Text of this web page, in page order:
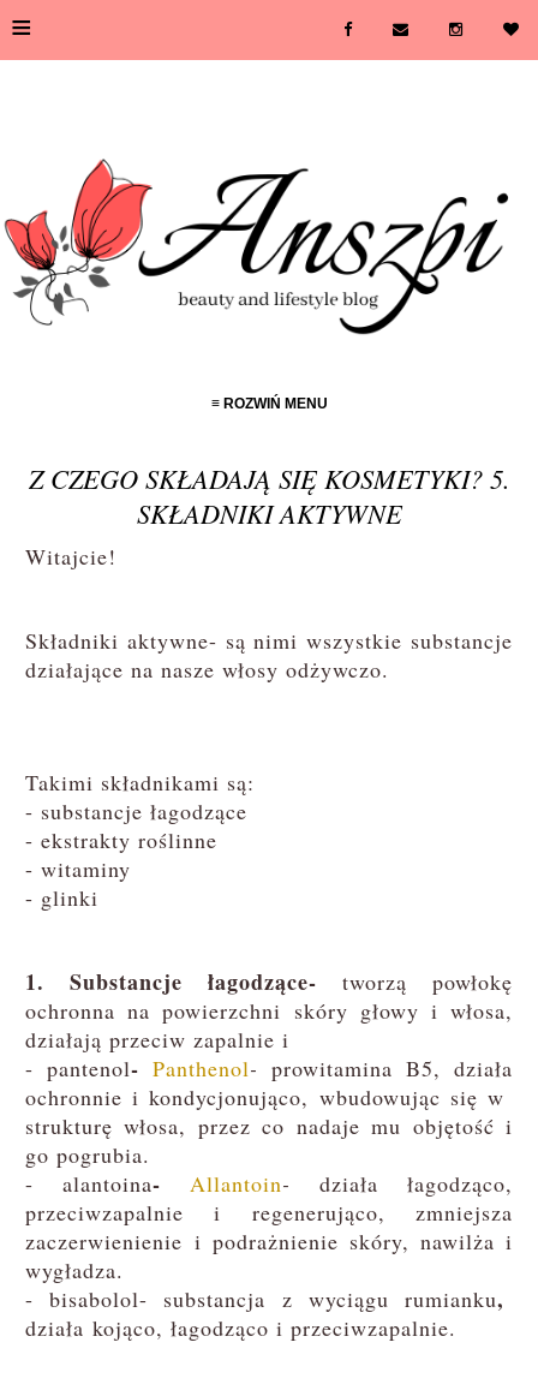
≡
≡ ROZWIŃ MENU
Z CZEGO SKŁADAJĄ SIĘ KOSMETYKI? 5.
SKŁADNIKI AKTYWNE
Witajcie!
Składniki aktywne- są nimi wszystkie substancje
działające na nasze włosy odżywczo.
Takimi składnikami są:
- substancje łagodzące
- ekstrakty roślinne
- witaminy
- glinki
1. Substancje łagodzące- tworzą powłokę
ochronna na powierzchni skóry głowy i włosa,
działają przeciw zapalnie i
- pantenol- Panthenol-prowitamina B5, działa
ochronnie i kondycjonująco, wbudowując się w
strukturę włosa, przez co nadaje mu objętość i
go pogrubia.
-
alantoina-Allantoin-działa łagodząco,
przeciwzapalnie i regenerująco, zmniejsza
zaczerwienienie i podrażnienie skóry, nawilża i
wygładza.
-bisabolol- substancja z wyciągu rumianku,
działa kojąco, łagodząco i przeciwzapalnie.